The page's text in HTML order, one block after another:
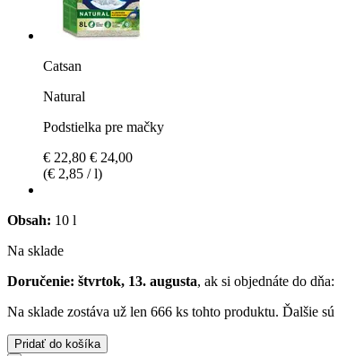
Catsan
Natural
Podstielka pre mačky
€ 22,80 € 24,00
(€ 2,85 / l)
Obsah: 10 l
Na sklade
Doručenie: štvrtok, 13. augusta, ak si objednáte do dňa:
Na sklade zostáva už len 666 ks tohto produktu. Ďalšie
Pridať do košíka